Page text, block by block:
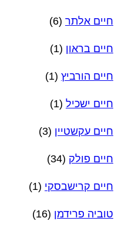
חיים אלתר (6)
חיים בראון (1)
חיים הורביץ (1)
חיים ישכיל (1)
חיים עקשטיין (3)
חיים פולק (34)
חיים קרישבסקי (1)
טוביה פרידמן (16)